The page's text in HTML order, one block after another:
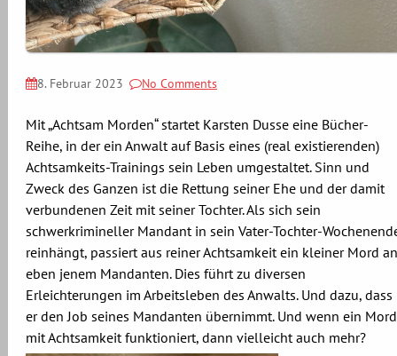
8. Februar 2023 No Comments
Mit „Achtsam Morden“ startet Karsten Dusse eine Bücher-
Reihe, in der ein Anwalt auf Basis eines (real existierenden)
Achtsamkeits-Trainings sein Leben umgestaltet. Sinn und
Zweck des Ganzen ist die Rettung seiner Ehe und der damit
verbundenen Zeit mit seiner Tochter. Als sich sein
schwerkrimineller Mandant in sein Vater-Tochter-
reinhängt, passiert aus reiner Achtsamkeit ein kleiner Mord an
eben jenem Mandanten. Dies führt zu diversen
Erleichterungen im Arbeitsleben des Anwalts. Und dazu, dass
er den Job seines Mandanten übernimmt. Und wenn ein Mord
mit Achtsamkeit funktioniert, dann vielleicht auch mehr?